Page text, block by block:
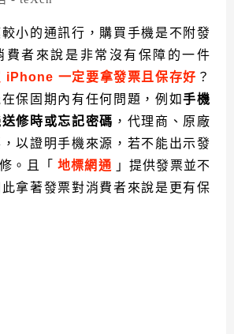
小的通訊行，購買手機是不附發
費者來說是非常沒有保障的一件
iPhone 一定要拿發票且保存好 ？
保固期內有任何問題，例如手機
修時或忘記密碼 ，代理商、原廠
以證明手機來源，若不能出示發
。且「地標網通 」提供發票並不
拿著發票對消費者來說是更有保